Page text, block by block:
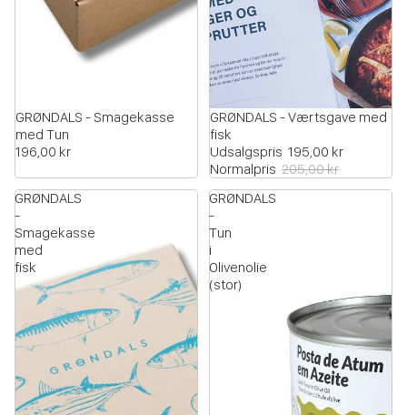
GRØNDALS - Smagekasse
med Tun
196,00 kr
UDSALG
GRØNDALS - Værtsgave med
fisk
Udsalgspris 195,00 kr
Normalpris 205,00 kr
GRØNDALS
-
Smagekasse
med
fisk
GRØNDALS
-
Tun
i
Olivenolie
(stor)